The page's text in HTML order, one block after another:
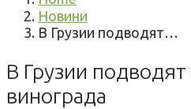
Новини
В Грузии подводят…
В Грузии подводят
винограда